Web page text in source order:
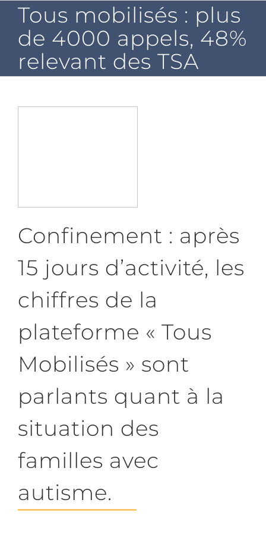
Passer
contenu
Tous mobilisés : plus
de 4000 appels, 48%
relevant des TSA
Confinement : après
15 jours d’activité, les
chiffres de la
plateforme « Tous
Mobilisés » sont
parlants quant à la
situation des
familles avec
autisme.